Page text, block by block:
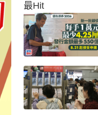
最Hit